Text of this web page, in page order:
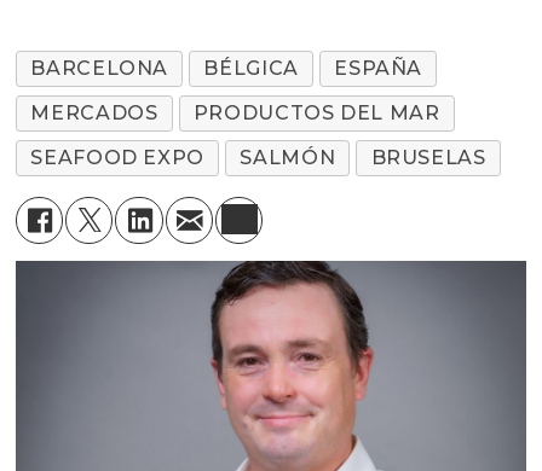
BARCELONA BÉLGICA
ESPAÑA
MERCADOS
PRODUCTOS DEL MAR
SEAFOOD EXPO
SALMÓN BRUSELAS